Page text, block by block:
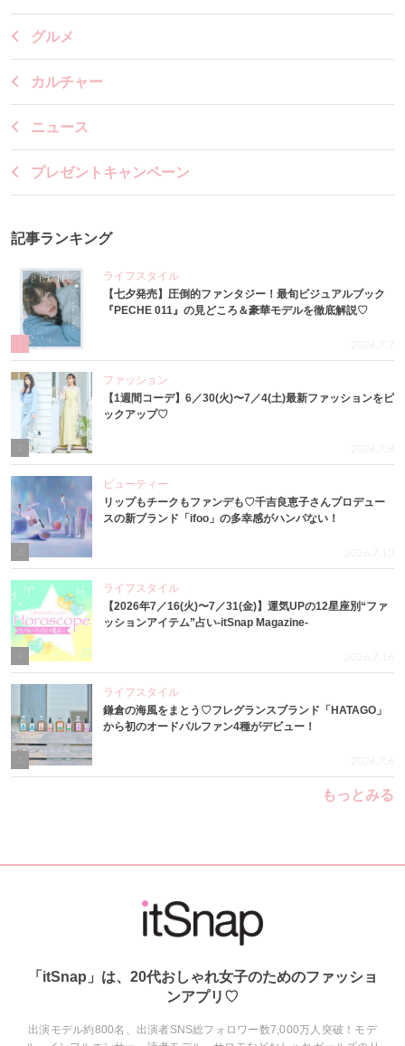
グルメ
カルチャー
ニュース
プレゼントキャンペーン
記事ランキング
ライフスタイル
【七夕発売】圧倒的ファンタジー！最旬ビジュアルブック
『PECHE 011』の見どころ＆豪華モデルを徹底解説♡
2026.7.7
ファッション
【1週間コーデ】6／30(火)〜7／4(土)最新ファッションをピ
ックアップ♡
2026.7.8
3
ビューティー
リップもチークもファンデも♡千吉良恵子さんプロデュー
スの新ブランド「ifoo」の多幸感がハンパない！
2026.7.10
4
ライフスタイル
【2026年7／16(火)〜7／31(金)】運気UPの12星座別“ファ
ッションアイテム”占い-itSnap Magazine-
2026.7.16
ライフスタイル
鎌倉の海風をまとう♡フレグランスブランド「HATAGO」
から初のオードパルファン4種がデビュー！
2026.7.6
もっとみる
「itSnap」は、20代おしゃれ女子のためのファッショ
ンアプリ♡
出演モデル約800名、出演者SNS総フォロワー数7,000万人突破！モデ